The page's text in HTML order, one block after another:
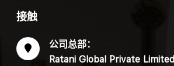
接触
公司总部：
Ratani Global Private Limited